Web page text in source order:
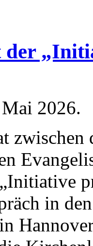
der
2026.
zwischen
in